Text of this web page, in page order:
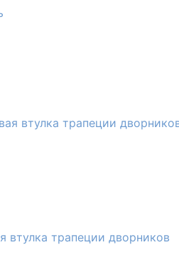
втулка трапеции дворников